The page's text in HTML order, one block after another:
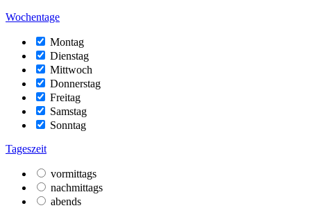
Wochentage
Montag
Dienstag
Mittwoch
Donnerstag
Freitag
Samstag
Sonntag
Tageszeit
vormittags
nachmittags
abends